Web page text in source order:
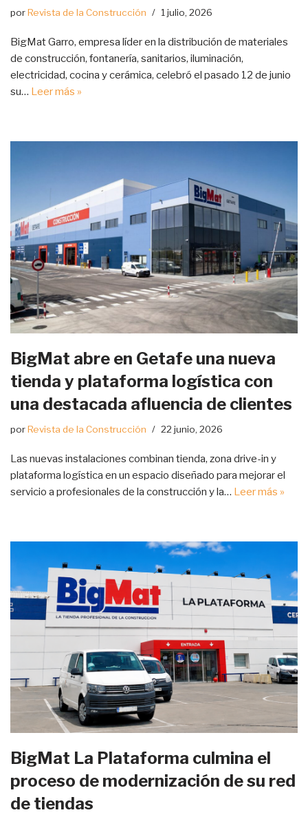
porRevista de la Construcción 1 julio, 2026
BigMat Garro, empresa líder en la distribución de materiales
de construcción, fontanería, sanitarios, iluminación,
electricidad, cocina y cerámica, celebró el pasado 12 de junio
su… Leer más »
BigMat abre en Getafe una nueva
tienda y plataforma logística con
una destacada afluencia de clientes
porRevista de la Construcción 22 junio, 2026
Las nuevas instalaciones combinan tienda, zona drive-in y
plataforma logística en un espacio diseñado para mejorar el
servicio a profesionales de la construcción y la… Leer más »
BigMat La Plataforma culmina el
proceso de modernización de su red
de tiendas